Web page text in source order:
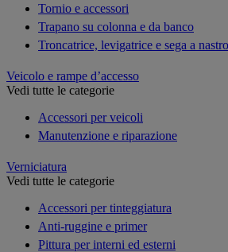
Tornio e accessori
Trapano su colonna e da banco
Troncatrice, levigatrice e sega a nastro
Veicolo e rampe d’accesso
Vedi tutte le categorie
Accessori per veicoli
Manutenzione e riparazione
Verniciatura
Vedi tutte le categorie
Accessori per tinteggiatura
Anti-ruggine e primer
Pittura per interni ed esterni